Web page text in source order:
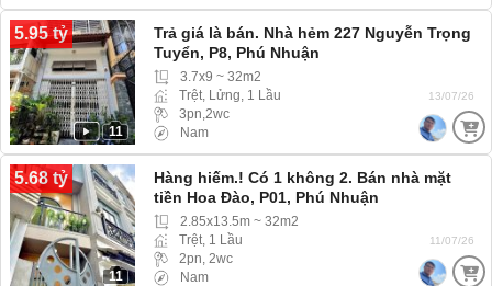
5.95 tỷ
11
Trả giá là bán. Nhà hẻm 227 Nguyễn Trọng
Tuyển, P8, Phú Nhuận
3.7x9 ~ 32m2
Trệt, Lửng, 1 Lầu
3pn,2wc
Nam
13/07/26
5.68 tỷ
11
Hàng hiếm.! Có 1 không 2. Bán nhà mặt
tiền Hoa Đào, P01, Phú Nhuận
2.85x13.5m ~ 32m2
Trệt, 1 Lầu
2pn, 2wc
Nam
11/07/26